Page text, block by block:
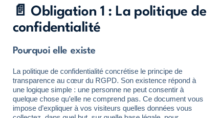
📄 Obligation 1 : La politique de
confidentialité
Pourquoi elle existe
La politique de confidentialité concrétise le principe de
transparence au cœur du RGPD. Son existence répond à
une logique simple : une personne ne peut consentir à
quelque chose qu’elle ne comprend pas. Ce document vous
impose d’expliquer à vos visiteurs quelles données vous